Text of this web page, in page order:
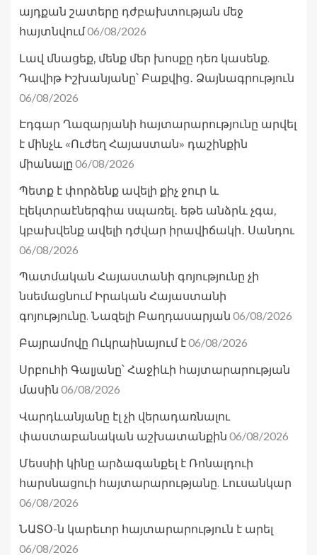
այդքան շատերը դժբախտության մեջ
հայտնվում06/08/2026
Լավ մնացեք, մենք մեր խոսքը դեռ կասենք.
Դավիթ Իշխանյանը՝ Բաքվից․ Ձայնագրություն
06/08/2026
Էդգար Ղազարյանի հայտարարությունը արվել
է մինչև «Ուժեղ Հայաստան» դաշինքին
միանալը 06/08/2026
Պետք է փորձենք ավելի քիչ ջուր և
էլեկտրաէներգիա սպառել․ եթե անձրև չգա,
կբախվենք ավելի դժվար իրավիճակի․ Սանդու
06/08/2026
Պատմական Հայաստանի գոյությունը չի
նսեմացնում Իրական Հայաստանի
գոյությունը. Նազելի Բաղդասարյան 06/08/2026
Բայրամովը Ուկրաինայում է06/08/2026
Սրբուհի Գալյանը՝ Հաջիևի հայտարարության
մասին 06/08/2026
Վարդևանյանը էլ չի վերադառնալու
փաստաբանական աշխատանքին 06/08/2026
Մեսսիի կինը արձագանքել է Ռոնալդուի
հարսնացուի հայտարարությանը. Լուսանկար
06/08/2026
ՆԱՏՕ-ն կարեւոր հայտարարություն է արել
06/08/2026